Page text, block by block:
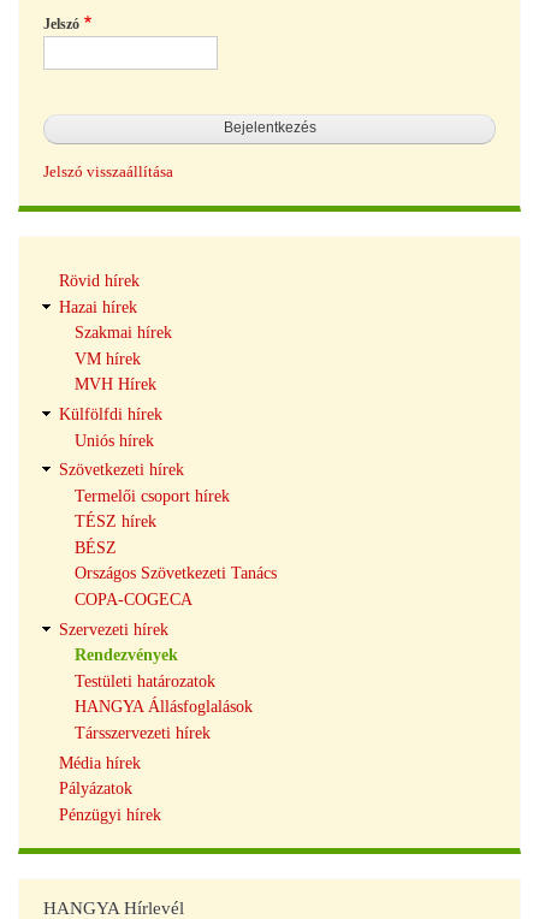
Jelszó
Jelszó visszaállítása
navigáció
Rövid hírek
Hazai hírek
Szakmai hírek
VM hírek
MVH Hírek
Külfölfdi hírek
Uniós hírek
Szövetkezeti hírek
Termelői csoport hírek
TÉSZ hírek
BÉSZ
Országos Szövetkezeti Tanács
COPA-COGECA
Szervezeti hírek
Rendezvények
Testületi határozatok
HANGYA Állásfoglalások
Társszervezeti hírek
Média hírek
Pályázatok
Pénzügyi hírek
HANGYA Hírlevél